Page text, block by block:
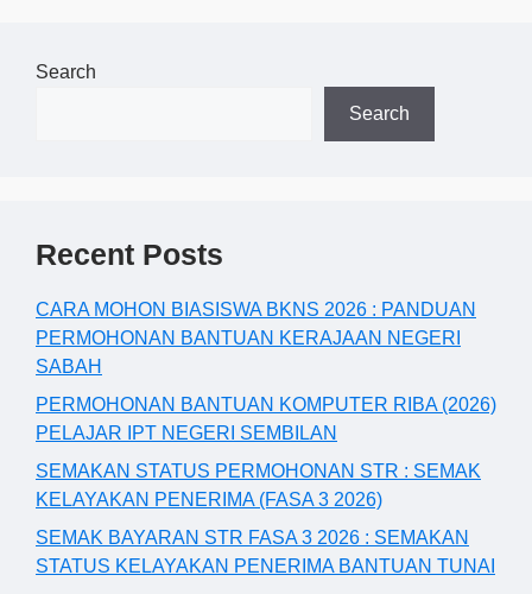
Search
Search
Recent Posts
CARA MOHON BIASISWA BKNS 2026 : PANDUAN
PERMOHONAN BANTUAN KERAJAAN NEGERI
SABAH
PERMOHONAN BANTUAN KOMPUTER RIBA (2026)
PELAJAR IPT NEGERI SEMBILAN
SEMAKAN STATUS PERMOHONAN STR : SEMAK
KELAYAKAN PENERIMA (FASA 3 2026)
SEMAK BAYARAN STR FASA 3 2026 : SEMAKAN
STATUS KELAYAKAN PENERIMA BANTUAN TUNAI